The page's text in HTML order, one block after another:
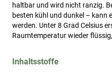
haltbar und wird nicht ranzig.
besten kühl und dunkel – kann
werden. Unter 8 Grad Celsius
Raumtemperatur wieder
Inhaltsstoffe